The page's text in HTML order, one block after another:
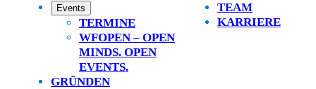
Events
TERMINE
WFOPEN – OPEN
MINDS. OPEN
EVENTS.
GRÜNDEN
TEAM
KARRIERE